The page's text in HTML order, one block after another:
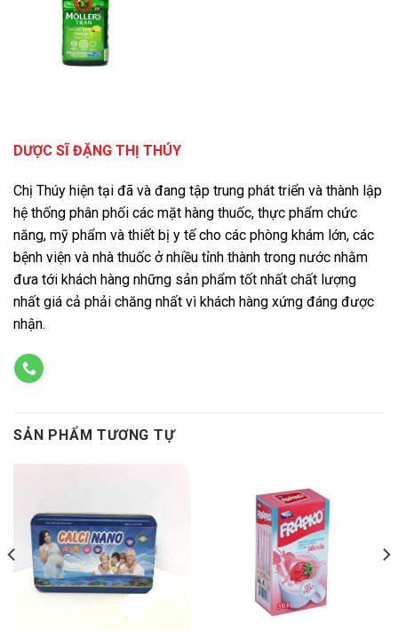
DƯỢC SĨ ĐẶNG THỊ THÚY
Chị Thúy hiện tại đã và đang tập trung phát triển và thành lập
hệ thống phân phối các mặt hàng thuốc, thực phẩm chức
năng, mỹ phẩm và thiết bị y tế cho các phòng khám lớn, các
bệnh viện và nhà thuốc ở nhiều tỉnh thành trong nước nhằm
đưa tới khách hàng những sản phẩm tốt nhất chất lượng
nhất giá cả phải chăng nhất vì khách hàng xứng đáng được
nhận.
SẢN PHẨM TƯƠNG TỰ